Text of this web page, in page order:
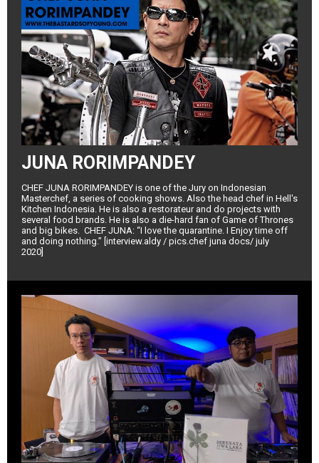
JUNA RORIMPANDEY
CHEF JUNA RORIMPANDEY is one of the Jury on Indonesian
Masterchef, a series of cooking shows. Also the head chef in Hell's
Kitchen Indonesia. He is also a restorateur and do projects with
several food brands. He is also a die-hard fan of Game of Thrones
and big bikes. CHEF JUNA: “I love the quarantine. I Enjoy time off
and doing nothing.” [interview.aldy / pics.chef juna docs/ july
2020]